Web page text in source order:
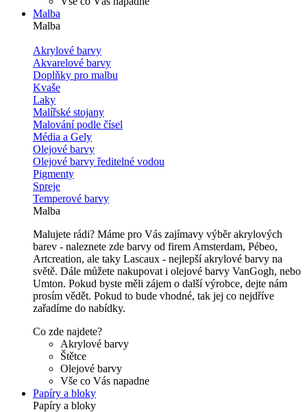
Malba
Malba
Akrylové barvy
Akvarelové barvy
Doplňky pro malbu
Kvaše
Laky
Malířské stojany
Malování podle čísel
Média a Gely
Olejové barvy
Olejové barvy ředitelné vodou
Pigmenty
Spreje
Temperové barvy
Malba
Malujete rádi? Máme pro Vás zajímavy výběr akrylových
barev - naleznete zde barvy od firem Amsterdam, Pébeo,
Artcreation, ale taky Lascaux - nejlepší akrylové barvy na
světě. Dále můžete nakupovat i olejové barvy VanGogh, nebo
Umton. Pokud byste měli zájem o další výrobce, dejte nám
prosím vědět. Pokud to bude vhodné, tak jej co nejdříve
zařadíme do nabídky.
Co zde najdete?
Akrylové barvy
Štětce
Olejové barvy
Vše co Vás napadne
Papíry a bloky
Papíry a bloky